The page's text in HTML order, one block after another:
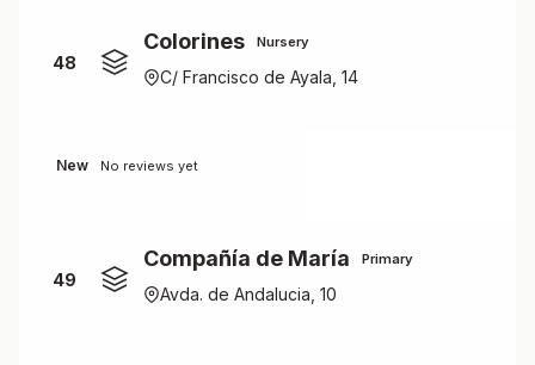
48
Colorines Nursery
C/ Francisco de Ayala, 14
New No reviews yet
49
Compañía de María Primary
Avda. de Andalucia, 10